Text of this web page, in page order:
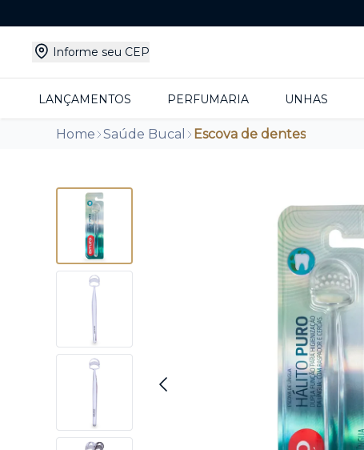
Informe seu CEP
LANÇAMENTOS PERFUMARIA UNHAS
Home Saúde Bucal Escova de dentes